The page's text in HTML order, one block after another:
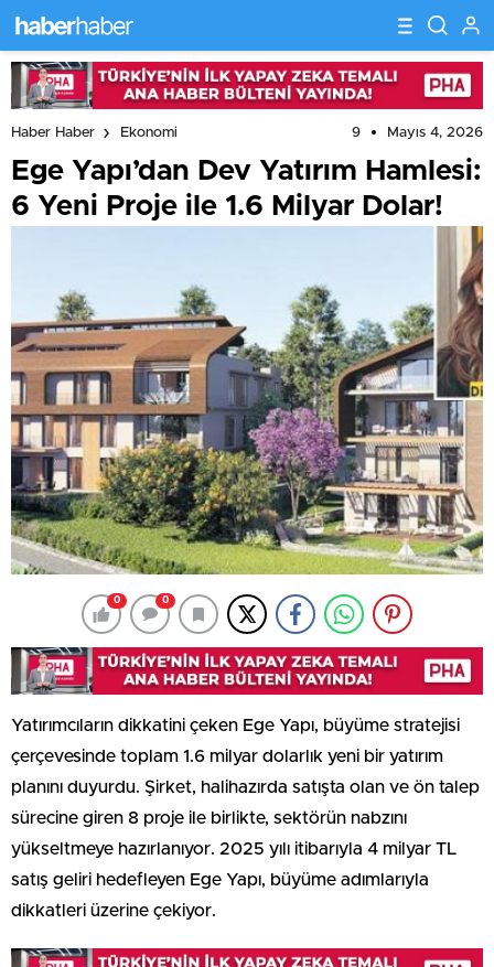
Haber Haber Ekonomi 9 Mayıs 4, 2026
Ege Yapı’dan Dev Yatırım Hamlesi:
6 Yeni Proje ile 1.6 Milyar Dolar!
0 0
Yatırımcıların dikkatini çeken Ege Yapı, büyüme stratejisi
çerçevesinde toplam 1.6 milyar dolarlık yeni bir yatırım
planını duyurdu. Şirket, halihazırda satışta olan ve ön talep
sürecine giren 8 proje ile birlikte, sektörün nabzını
yükseltmeye hazırlanıyor. 2025 yılı itibarıyla 4 milyar TL
satış geliri hedefleyen Ege Yapı, büyüme adımlarıyla
dikkatleri üzerine çekiyor.